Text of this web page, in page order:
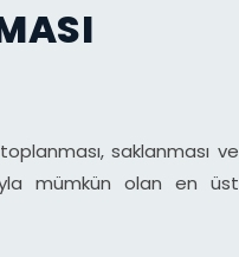
saklanması ve
mümkün olan en üst